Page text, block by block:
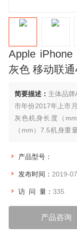
Apple
灰色 移动联
简要描述： 主体品
市年份2017年上市
灰色机身长度（
（mm）7.5机身重
产品型号：
发布时间： 2019-
访 问 量： 335
产品咨询